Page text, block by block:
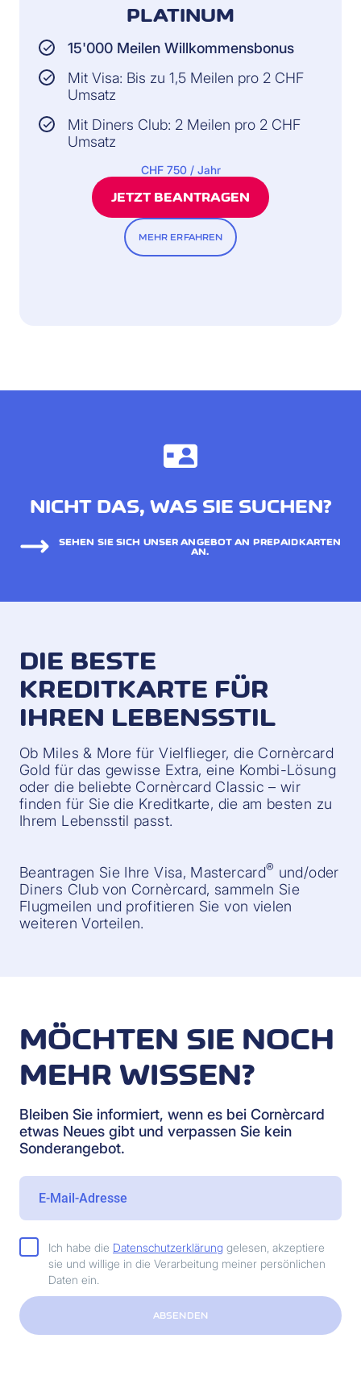
PLATINUM
15'000 Meilen Willkommensbonus
Mit Visa: Bis zu 1,5 Meilen pro 2 CHF
Umsatz
Mit Diners Club: 2 Meilen pro 2 CHF
Umsatz
CHF 750 / Jahr
JETZT BEANTRAGEN
MEHR ERFAHREN
NICHT DAS, WAS SIE SUCHEN?
SEHEN SIE SICH UNSER ANGEBOT AN PREPAIDKARTEN
AN.
DIE BESTE
KREDITKARTE FÜR
IHREN LEBENSSTIL
Ob Miles & More für Vielflieger, die Cornèrcard
Gold für das gewisse Extra, eine Kombi-Lösung
oder die beliebte Cornèrcard Classic – wir
finden für Sie die Kreditkarte, die am besten zu
Ihrem Lebensstil passt.
Beantragen Sie Ihre Visa, Mastercard® und/oder
Diners Club von Cornèrcard, sammeln Sie
Flugmeilen und profitieren Sie von vielen
weiteren Vorteilen.
MÖCHTEN SIE NOCH
MEHR WISSEN?
Bleiben Sie informiert, wenn es bei Cornèrcard
etwas Neues gibt und verpassen Sie kein
Sonderangebot.
Ich habe die Datenschutzerklärung gelesen, akzeptiere
sie und willige in die Verarbeitung meiner persönlichen
Daten ein.
ABSENDEN